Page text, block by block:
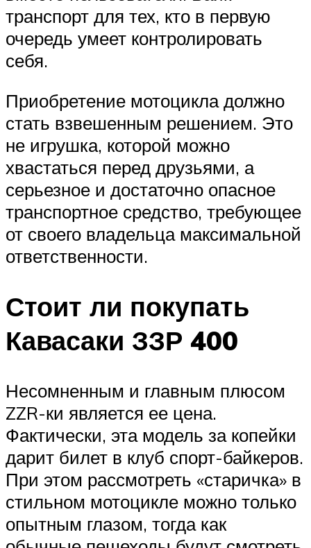
транспорт для тех, кто в первую
очередь умеет контролировать
себя.
Приобретение мотоцикла должно
стать взвешенным решением. Это
не игрушка, которой можно
хвастаться перед друзьями, а
серьезное и достаточно опасное
транспортное средство, требующее
от своего владельца максимальной
ответственности.
Стоит ли покупать
Кавасаки ЗЗР 400
Несомненным и главным плюсом
ZZR-ки является ее цена.
Фактически, эта модель за копейки
дарит билет в клуб спорт-байкеров.
При этом рассмотреть «старичка» в
стильном мотоцикле можно только
опытным глазом, тогда как